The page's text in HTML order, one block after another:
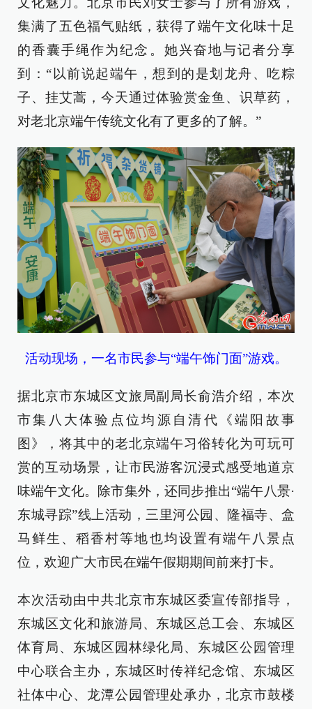
集满了五色福气贴纸，获得了端午文化味十足
的香囊手绳作为纪念。她兴奋地与记者分享
到：“以前说起端午，想到的是划龙舟、吃粽
子、挂艾蒿，今天通过体验赏金鱼、识草药，
对老北京端午传统文化有了更多的了解。”
活动现场，一名市民参与“端午饰门面”游戏。
据北京市东城区文旅局副局长俞浩介绍，本次
市集八大体验点位均源自清代《端阳故事
图》，将其中的老北京端午习俗转化为可玩可
赏的互动场景，让市民游客沉浸式感受地道京
味端午文化。除市集外，还同步推出“端午八景·
东城寻踪”线上活动，三里河公园、隆福寺、盒
马鲜生、稻香村等地也均设置有端午八景点
位，欢迎广大市民在端午假期期间前来打卡。
本次活动由中共北京市东城区委宣传部指导，
东城区文化和旅游局、东城区总工会、东城区
体育局、东城区园林绿化局、东城区公园管理
中心联合主办，东城区时传祥纪念馆、东城区
社体中心、龙潭公园管理处承办，北京市鼓楼